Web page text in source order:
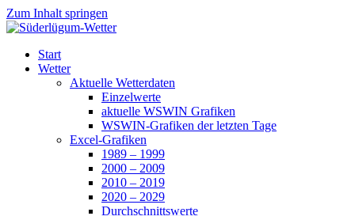
Zum Inhalt springen
Süderlügum-Wetter
Start
Wetter
Aktuelle Wetterdaten
Einzelwerte
aktuelle WSWIN Grafiken
WSWIN-Grafiken der letzten Tage
Excel-Grafiken
1989 – 1999
2000 – 2009
2010 – 2019
2020 – 2029
Durchschnittswerte